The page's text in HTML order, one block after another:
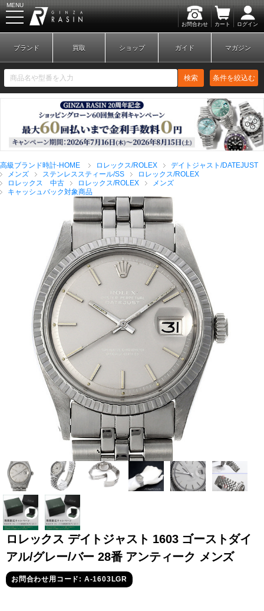
お問合わせ カート ログイン
MENU
新規会員登録 ログイン
ブランドから探す
全てのブランドを見
る
ロレックス
パテック
フィリップ
オーデマピゲ ウブロ カルティエ
グランド
セイコー
ブランド 買取 ショップ ガイド マガジン
検索 条件を絞込む
高級ブランド時計-HOME ロレックス/ROLEX
デイトジャスト/DATEJUST
メンズ
ステンレススティール/SS
ロレックス/ROLEX
ロレックス 中古
ロレックス/ROLEX
メンズ
キャッシュバック対象商品
ロレックス デイトジャスト 1603 ゴーストダイ
アル/グレー/バー 28番 アンティーク メンズ
お問合わせ用コード: A-1603LGR